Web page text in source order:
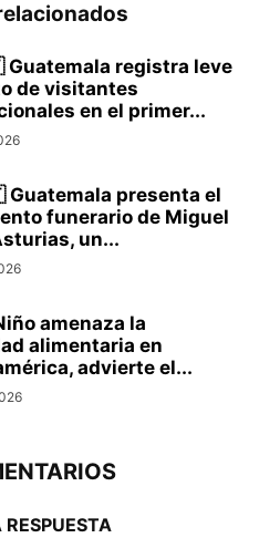
registra leve
de visitantes
en el primer...
presenta el
funerario de Miguel
un...
amenaza la
alimentaria en
advierte el...